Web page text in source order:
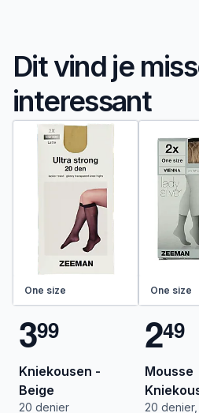
Dit vind je
interessant
One size
399
Kniekousen -
Beige
20 denier
One size
249
Mousse
Vienna
20